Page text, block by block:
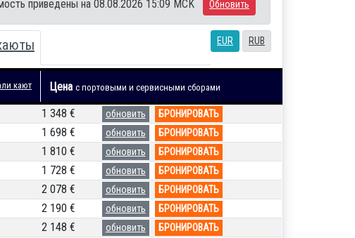
приведены на 08.08.2026 15:09 MCK Обновить
EUR RUB
кают Цена с портовыми и сервисными сборами
1 348 € обновить БРОНИРОВАТЬ
1 698 € обновить БРОНИРОВАТЬ
1 810 € обновить БРОНИРОВАТЬ
1 728 € обновить БРОНИРОВАТЬ
2 078 € обновить БРОНИРОВАТЬ
2 190 € обновить БРОНИРОВАТЬ
2 148 € обновить БРОНИРОВАТЬ